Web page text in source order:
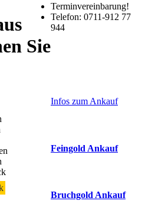
Sie
Terminvereinbarung!
Telefon: 0711-912 77
944
Infos zum Ankauf
Feingold Ankauf
Bruchgold Ankauf